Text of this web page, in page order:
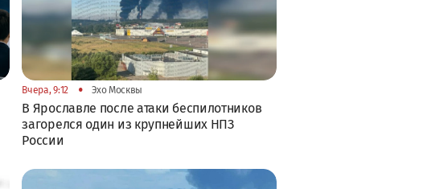
Вчера, 9:12 • Эхо Москвы
В Ярославле после атаки беспилотников
загорелся один из крупнейших НПЗ
России